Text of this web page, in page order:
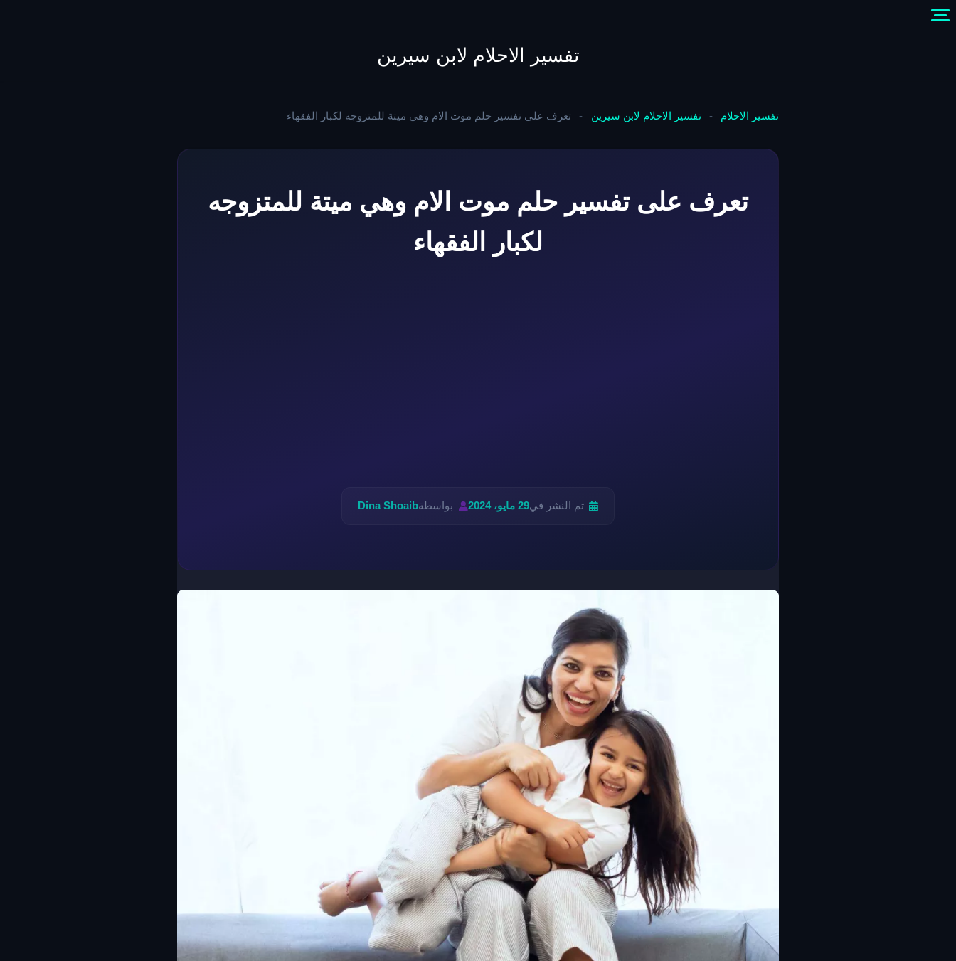
تفسير الاحلام لابن سيرين
تفسير الاحلام - تفسير الاحلام لابن سيرين - تعرف على تفسير حلم موت الام وهي ميتة للمتزوجه لكبار الفقهاء
تعرف على تفسير حلم موت الام وهي ميتة للمتزوجه
لكبار الفقهاء
تم النشر في29 مايو، 2024 بواسطةDina Shoaib